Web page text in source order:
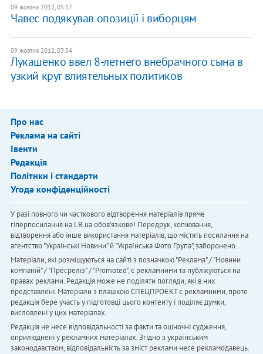
09 жовтня 2012, 05:17
Чавес подякував опозиції і виборцям
09 жовтня 2012, 03:54
Лукашенко ввел 8-летнего внебрачного сына в
узкий круг влиятельных политиков
Про нас
Реклама на сайті
Івенти
Редакція
Політики і стандарти
Угода конфіденційності
У разі повного чи часткового відтворення матеріалів пряме
гіперпосилання на LB.ua обов'язкове! Передрук, копіювання,
відтворення або інше використання матеріалів, що містять посилання на
агентство "Українськi Новини" й "Українська Фото Група", заборонено.
Матеріали, які розміщуються на сайті з позначкою "Реклама" / "Новини
компаній" / "Пресреліз" / "Promoted", є рекламними та публікуються на
правах реклами. Редакція може не поділяти погляди, які в них
представлені. Матеріали з плашкою СПЕЦПРОЄКТ є рекламними, проте
редакція бере участь у підготовці цього контенту і поділяє думки,
висловлені у цих матеріалах.
Редакція не несе відповідальності за факти та оціночні судження,
оприлюднені у рекламних матеріалах. Згідно з українським
законодавством, відповідальність за зміст реклами несе рекламодавець.